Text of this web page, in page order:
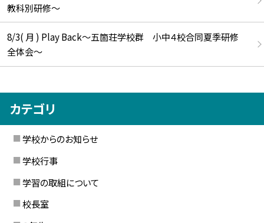
教科別研修～
8/3( 月 ) Play Back～五箇荘学校群 小中４校合同夏季研修
全体会～
カテゴリ
学校からのお知らせ
学校行事
学習の取組について
校長室